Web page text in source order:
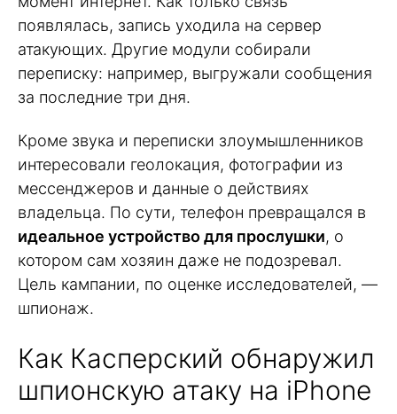
появлялась, запись уходила на сервер
атакующих. Другие модули собирали
переписку: например, выгружали сообщения
за последние три дня.
Кроме звука и переписки злоумышленников
интересовали геолокация, фотографии из
мессенджеров и данные о действиях
владельца. По сути, телефон превращался в
идеальное устройство для прослушки, о
котором сам хозяин даже не подозревал.
Цель кампании, по оценке исследователей, —
шпионаж.
Как Касперский обнаружил
шпионскую атаку на iPhone